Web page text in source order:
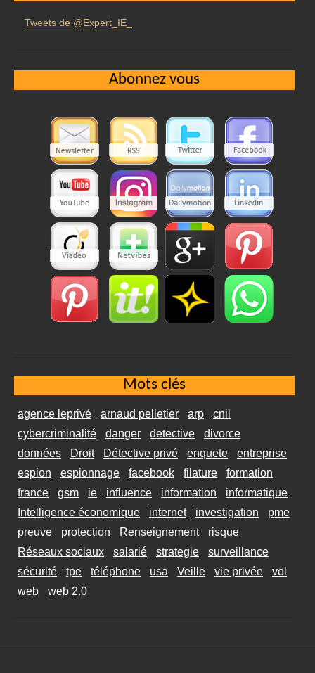
Tweets de @Expert_IE_
Abonnez vous
Mots clés
agence leprivé arnaud pelletier arp
cnil
cybercriminalité
danger detective
divorce
données
Droit Détective privé enquete
entreprise
espion
espionnage facebook filature
formation
france
gsm ie influence information
informatique
Intelligence économique
internet investigation
pme
preuve
protection Renseignement
risque
Réseaux sociaux
salarié strategie
surveillance
sécurité
tpe téléphone usa Veille vie privée
vol
web
web 2.0